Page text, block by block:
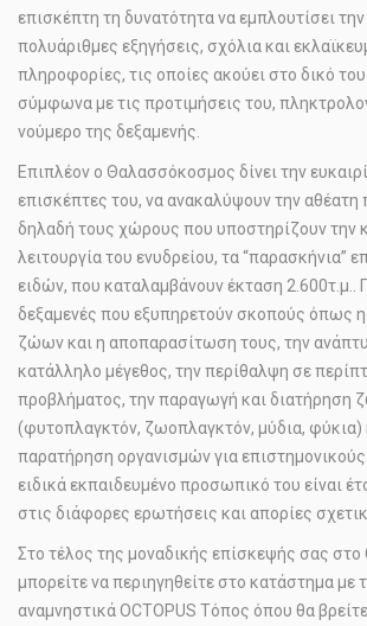
επισκέπτη τη δυνατότητα να εμπλουτίσει
πολυάριθμες εξηγήσεις, σχόλια και
πληροφορίες, τις οποίες ακούει στο δικό
σύμφωνα με τις προτιμήσεις του,
νούμερο της δεξαμενής.
Επιπλέον ο Θαλασσόκοσμος δίνει την
επισκέπτες του, να ανακαλύψουν την αθέατη
δηλαδή τους χώρους που υποστηρίζουν την
λειτουργία του ενυδρείου, τα “παρασκήνια”
ειδών, που καταλαμβάνουν έκταση 2.600τ.μ..
δεξαμενές που εξυπηρετούν σκοπούς όπως
ζώων και η αποπαρασίτωση τους, την
κατάλληλο μέγεθος, την περίθαλψη σε
προβλήματος, την παραγωγή και διατήρηση
(φυτοπλαγκτόν, ζωοπλαγκτόν, μύδια, φύκια)
παρατήρηση οργανισμών για
ειδικά εκπαιδευμένο προσωπικό του είναι
στις διάφορες ερωτήσεις και απορίες
Στο τέλος της μοναδικής επίσκεψής σας στο
μπορείτε να περιηγηθείτε στο κατάστημα με
αναμνηστικάOCTOPUS Τόπος όπου θα